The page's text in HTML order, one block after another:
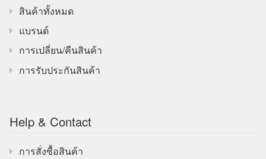
สินค้าทั้งหมด
แบรนด์
การเปลี่ยน/คืนสินค้า
การรับประกันสินค้า
Help & Contact
การสั่งซื้อสินค้า